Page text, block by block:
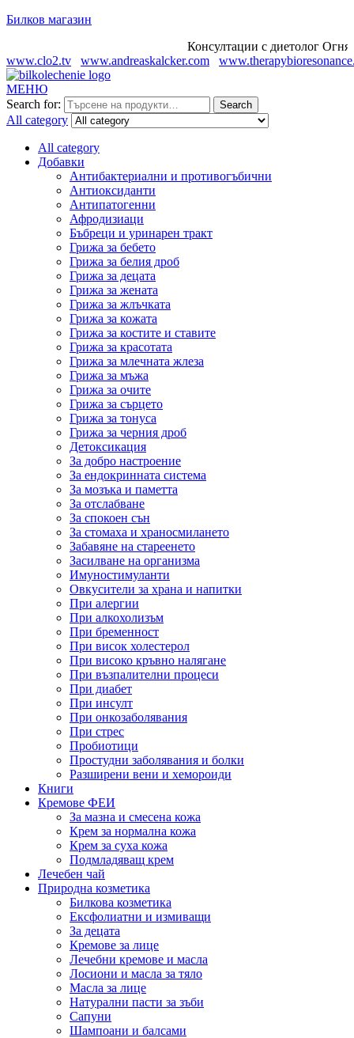
Билков магазин
Консултации с диетолог Огнян
www.clo2.tv
www.andreaskalcker.com
МЕНЮ
Search for:
Search
All category
All category
Добавки
Антибактериални и противогъбични
Антиоксиданти
Антипатогенни
Афродизиаци
Бъбреци и уринарен тракт
Грижа за бебето
Грижа за белия дроб
Грижа за децата
Грижа за жената
Грижа за жлъчката
Грижа за кожата
Грижа за костите и ставите
Грижа за красотата
Грижа за млечната жлеза
Грижа за мъжа
Грижа за очите
Грижа за сърцето
Грижа за тонуса
Грижа за черния дроб
Детоксикация
За добро настроение
За ендокринната система
За мозъка и паметта
За отслабване
За спокоен сън
За стомаха и храносмилането
Забавяне на стареенето
Засилване на организма
Имуностимуланти
Овкусители за храна и напитки
При алергии
При алкохолизъм
При бременност
При висок холестерол
При високо кръвно налягане
При възпалителни процеси
При диабет
При инсулт
При онкозаболявания
При стрес
Пробиотици
Простудни заболявания и болки
Разширени вени и хемороиди
Книги
Кремове ФЕИ
За мазна и смесена кожа
Крем за нормална кожа
Крем за суха кожа
Подмладяващ крем
Лечебен чай
Природна козметика
Билкова козметика
Ексфолиатни и измиващи
За децата
Кремове за лице
Лечебни кремове и масла
Лосиони и масла за тяло
Масла за лице
Натурални пасти за зъби
Сапуни
Шампоани и балсами